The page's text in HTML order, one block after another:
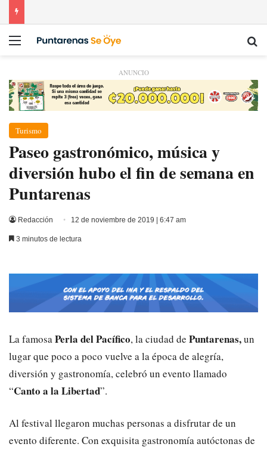
Menú
ANUNCIO
Turismo
Paseo gastronómico, música y
diversión hubo el fin de semana en
Puntarenas
Redacción 12 de noviembre de 2019 | 6:47 am
3 minutos de lectura
La famosaPerla del Pacífico, la ciudad de Puntarenas,un
lugar que poco a poco vuelve a la época de alegría,
diversión y gastronomía, celebró un evento llamado
“Canto a la Libertad”.
Al festival llegaron muchas personas a disfrutar de un
evento diferente. Con exquisita gastronomía autóctonas de